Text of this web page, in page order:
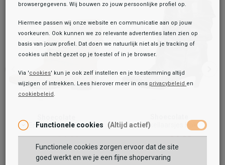
Enkellaarsjes Hak
119,99
109,99
Maat:
Enkellaarsjes Hak
Enkellaarsjes Hak
94,99
Toegevoegd aan je winkeltas!
browsergegevens. Wij bouwen zo jouw persoonlijke profiel op.
Hiermee passen wij onze website en communicatie aan op jouw
voorkeuren. Ook kunnen we zo relevante advertenties laten zien op
basis van jouw profiel. Dat doen we natuurlijk niet als je tracking of
cookies uit hebt gezet op je toestel of in je browser.
Via 'cookies' kun je ook zelf instellen en je toestemming altijd
wijzigen of intrekken. Lees hierover meer in ons privacybeleid en
cookiebeleid.
Functionele cookies (Altijd actief)
Functionele cookies zorgen ervoor dat de site
goed werkt en we je een fijne shopervaring